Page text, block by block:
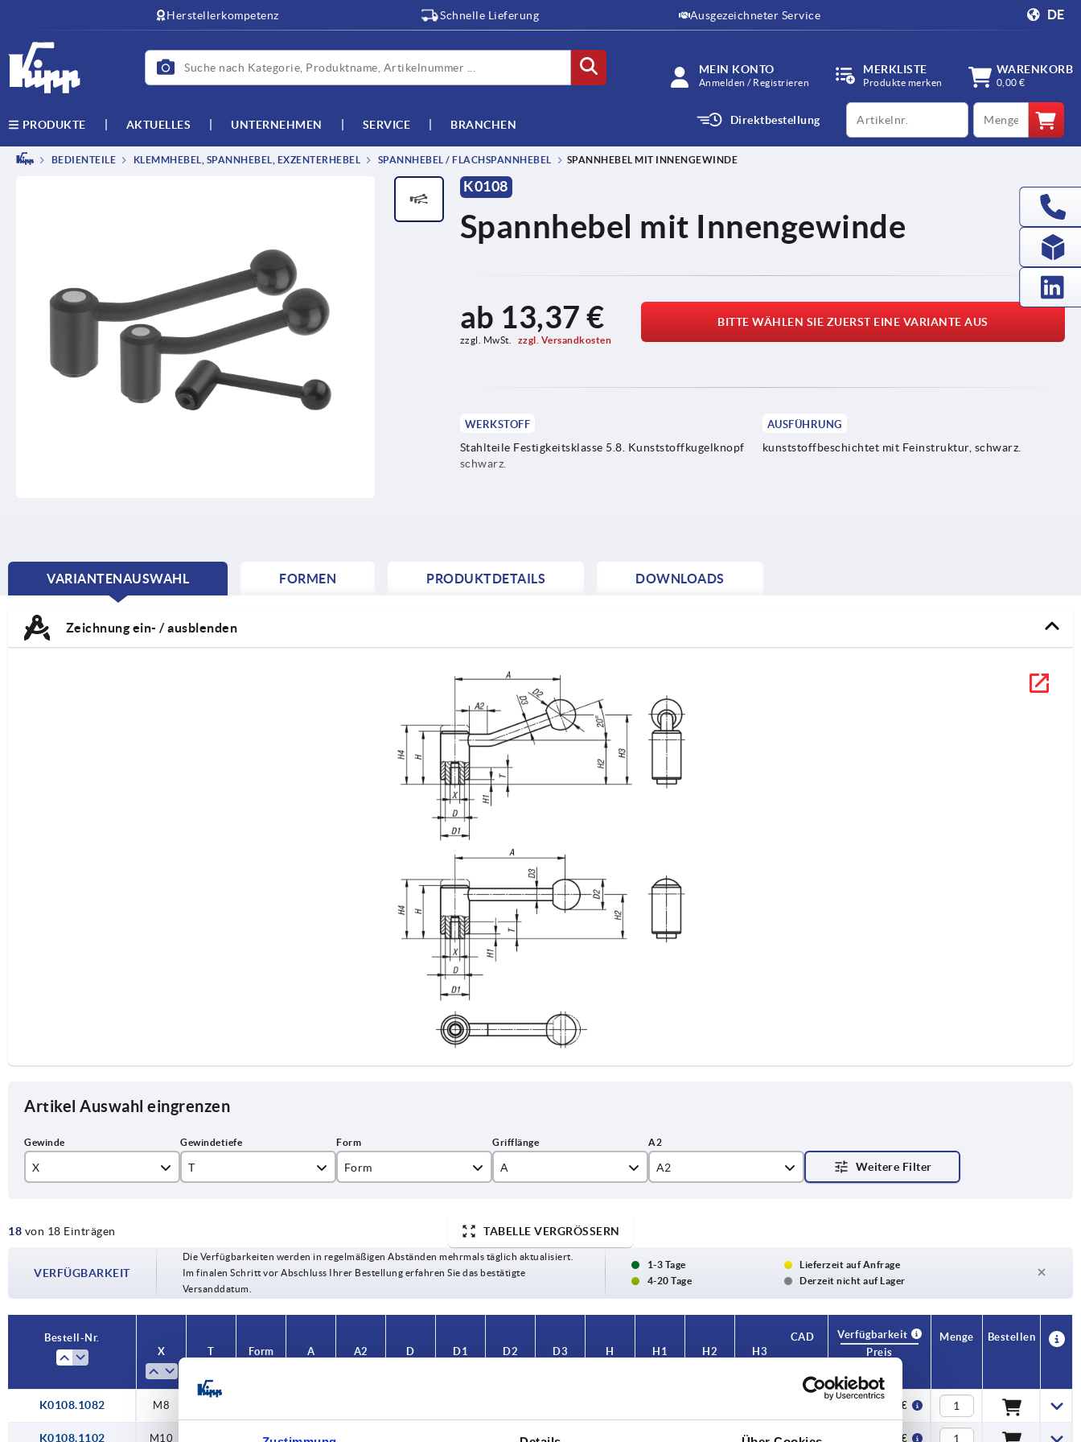
Herstellerkompetenz Schnelle Lieferung Ausgezeichneter Service DE
MEIN KONTO
Anmelden / Registrieren
MERKLISTE
Produkte merken
WARENKORB
0,00 €
PRODUKTE AKTUELLES UNTERNEHMEN SERVICE BRANCHEN Direktbestellung
productCode qty
BEDIENTEILE KLEMMHEBEL, SPANNHEBEL, EXZENTERHEBEL SPANNHEBEL / FLACHSPANNHEBEL SPANNHEBEL MIT INNENGEWINDE
K0108
Spannhebel mit Innengewinde
ab 13,37 €
zzgl. MwSt. zzgl. Versandkosten
BITTE WÄHLEN SIE ZUERST EINE VARIANTE AUS
WERKSTOFF
Stahlteile Festigkeitsklasse 5.8. Kunststoffkugelknopf
schwarz.
AUSFÜHRUNG
kunststoffbeschichtet mit Feinstruktur, schwarz.
VARIANTENAUSWAHL
CURRENT
FORMEN PRODUKTDETAILS DOWNLOADS
Zeichnung ein- / ausblenden
Artikel Auswahl eingrenzen
X
M10
M16
M24
T
23
27
Form A
92
106
111
134
A2
18 von 18 Einträgen TABELLE VERGRÖSSERN
VERFÜGBARKEIT
Die Verfügbarkeiten werden in regelmäßigen Abständen mehrmals täglich aktualisiert.
Im finalen Schritt vor Abschluss Ihrer Bestellung erfahren Sie das bestätigte
Versanddatum.
1-3 Tage
Lieferzeit auf Anfrage
4-20 Tage
Derzeit nicht auf Lager
Bestell-Nr.
X
T Form A A2 D D1 D2 D3 H H1 H2 H3 Zähnezahl
CAD
Verfügbarkeit
Preis
Menge Bestellen
K0108.1082 M8 13,37 €
K0108.1102 M10 0° 92 10 — 49,5 13,37 €